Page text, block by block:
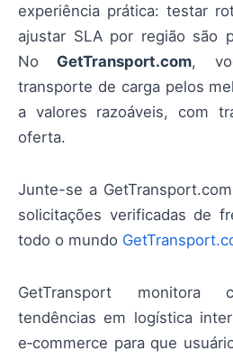
experiência prática: testar
ajustar SLA por região são
No GetTransport.com,
transporte de carga pelos
a valores razoáveis, com
oferta.
Junte-se a
solicitações verificadas de
todo o mundo
GetTransport monitora
tendências em logística
e‑commerce para que